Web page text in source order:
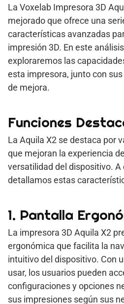
La Voxelab Impresora 3D
mejorado que ofrece una
características avanzadas
impresión 3D. En este
exploraremos las
esta impresora, junto con
de mejora.
Funciones
La Aquila X2 se destaca por
que mejoran la experiencia
versatilidad del dispositivo. A
detallamos estas
1. Pantalla
La impresora 3D Aquila X2
ergonómica que facilita la
intuitivo del dispositivo. Con
usar, los usuarios pueden
configuraciones y opciones
sus impresiones según sus